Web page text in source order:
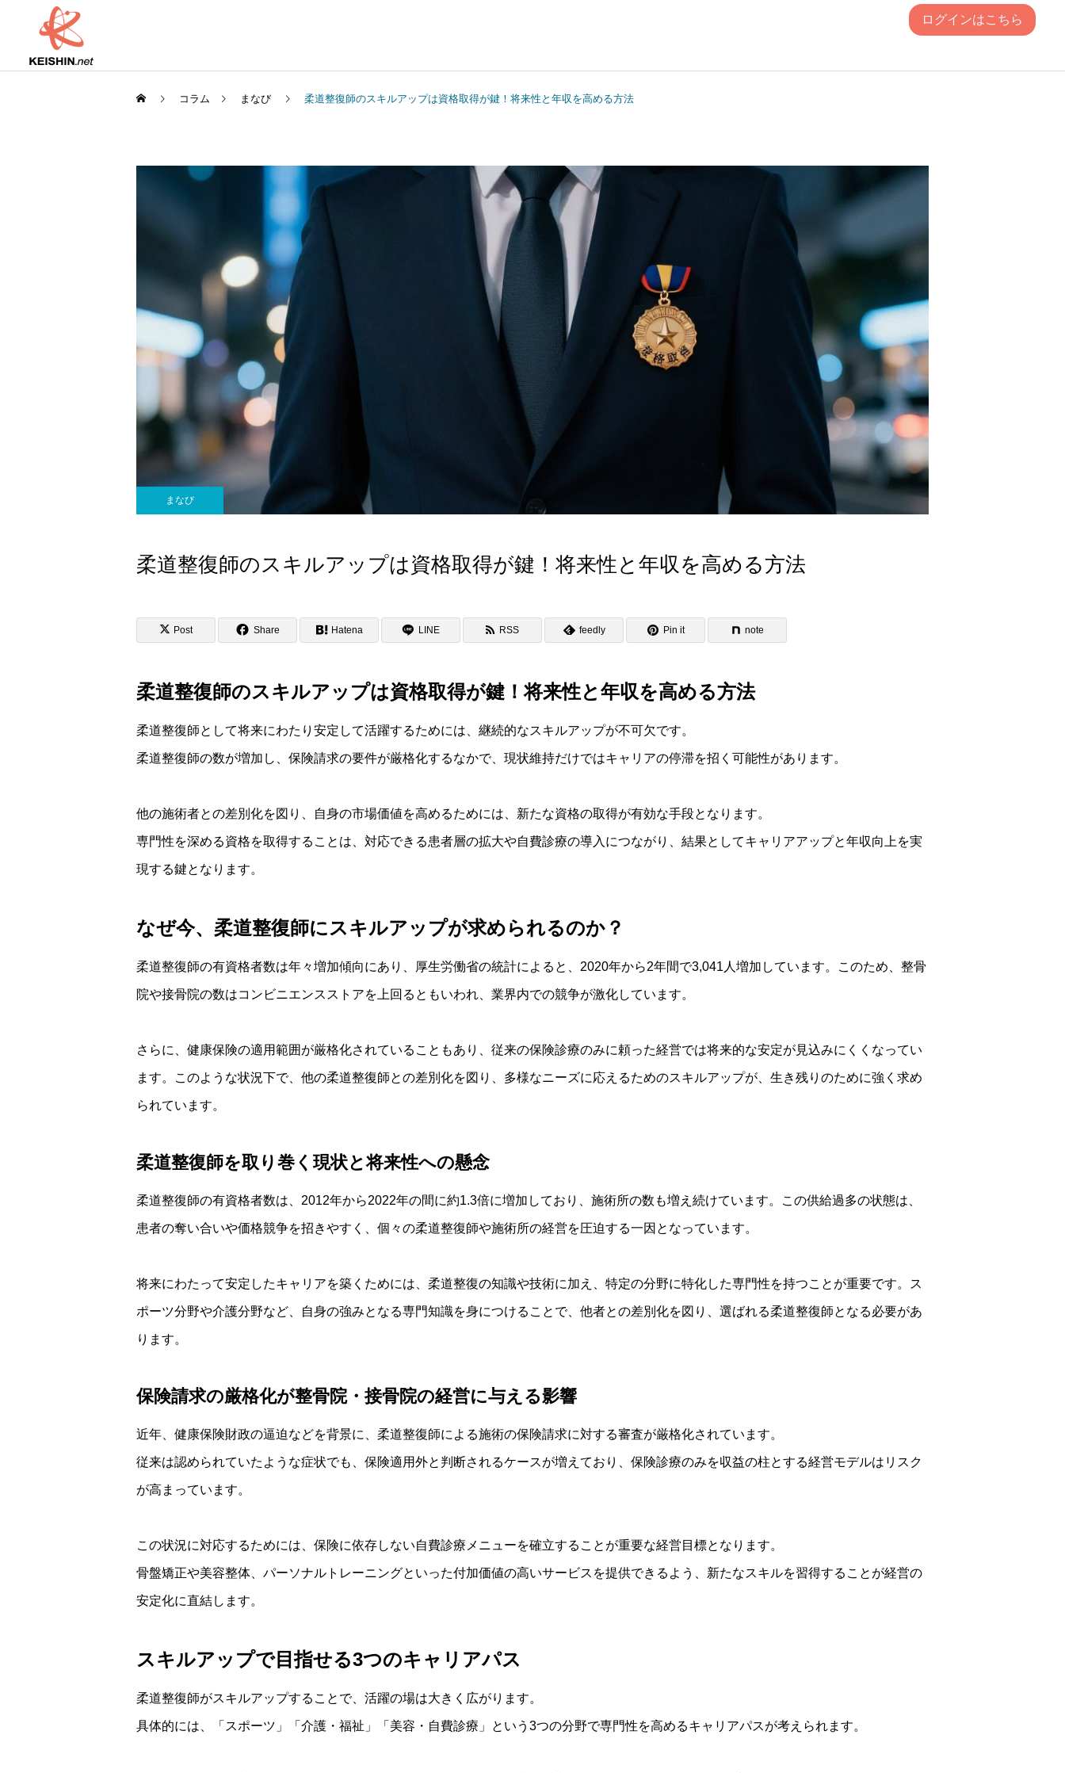
ログインはこちら
コラム まなび 柔道整復師のスキルアップは資格取得が鍵！将来性と年収を高める方法
まなび
柔道整復師のスキルアップは資格取得が鍵！将来性と年収を高める方法
Post Share Hatena LINE RSS feedly Pin it note
柔道整復師のスキルアップは資格取得が鍵！将来性と年収を高める方法
柔道整復師として将来にわたり安定して活躍するためには、継続的なスキルアップが不可欠です。
柔道整復師の数が増加し、保険請求の要件が厳格化するなかで、現状維持だけではキャリアの停滞を招く可能性があります。
他の施術者との差別化を図り、自身の市場価値を高めるためには、新たな資格の取得が有効な手段となります。
専門性を深める資格を取得することは、対応できる患者層の拡大や自費診療の導入につながり、結果としてキャリアアップと年収向上を実
現する鍵となります。
なぜ今、柔道整復師にスキルアップが求められるのか？
柔道整復師の有資格者数は年々増加傾向にあり、厚生労働省の統計によると、2020年から2年間で3,041人増加しています。このため、整骨
院や接骨院の数はコンビニエンスストアを上回るともいわれ、業界内での競争が激化しています。
さらに、健康保険の適用範囲が厳格化されていることもあり、従来の保険診療のみに頼った経営では将来的な安定が見込みにくくなってい
ます。このような状況下で、他の柔道整復師との差別化を図り、多様なニーズに応えるためのスキルアップが、生き残りのために強く求め
られています。
柔道整復師を取り巻く現状と将来性への懸念
柔道整復師の有資格者数は、2012年から2022年の間に約1.3倍に増加しており、施術所の数も増え続けています。この供給過多の状態は、
患者の奪い合いや価格競争を招きやすく、個々の柔道整復師や施術所の経営を圧迫する一因となっています。
将来にわたって安定したキャリアを築くためには、柔道整復の知識や技術に加え、特定の分野に特化した専門性を持つことが重要です。ス
ポーツ分野や介護分野など、自身の強みとなる専門知識を身につけることで、他者との差別化を図り、選ばれる柔道整復師となる必要があ
ります。
保険請求の厳格化が整骨院・接骨院の経営に与える影響
近年、健康保険財政の逼迫などを背景に、柔道整復師による施術の保険請求に対する審査が厳格化されています。
従来は認められていたような症状でも、保険適用外と判断されるケースが増えており、保険診療のみを収益の柱とする経営モデルはリスク
が高まっています。
この状況に対応するためには、保険に依存しない自費診療メニューを確立することが重要な経営目標となります。
骨盤矯正や美容整体、パーソナルトレーニングといった付加価値の高いサービスを提供できるよう、新たなスキルを習得することが経営の
安定化に直結します。
スキルアップで目指せる3つのキャリアパス
柔道整復師がスキルアップすることで、活躍の場は大きく広がります。
具体的には、「スポーツ」「介護・福祉」「美容・自費診療」という3つの分野で専門性を高めるキャリアパスが考えられます。